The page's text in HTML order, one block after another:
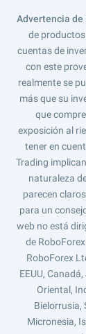
Advertencia de
de productos
cuentas de
con este
realmente se
más que su
que
exposición al
tener en
Trading
naturaleza
parecen
para un
web no está
de
RoboForex
EEUU,
Oriental,
Bielorrusia,
Micronesia,